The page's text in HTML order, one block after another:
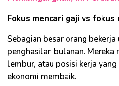
Fokus mencari gaji vs fokus
Sebagian besar orang
penghasilan bulanan. Mereka
lembur, atau posisi kerja
ekonomi membaik.